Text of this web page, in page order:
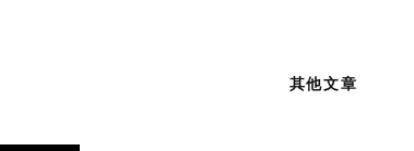
其他文章